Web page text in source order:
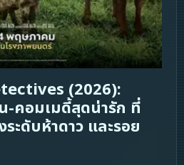
(2026):
-คอมเมดี้สุดน่ารัก ที่
ะดับห้าดาว และรอย